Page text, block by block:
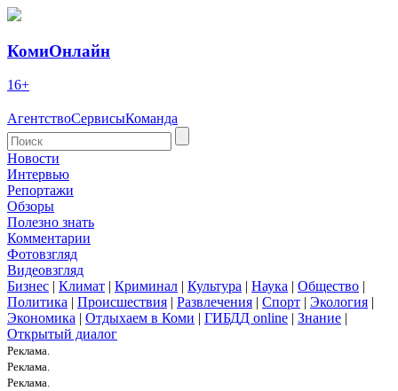
КомиОнлайн
16+
АгентствоСервисыКоманда
Новости
Интервью
Репортажи
Обзоры
Полезно знать
Комментарии
Фотовзгляд
Видеовзгляд
Бизнес | Климат | Криминал | Культура | Наука | Общество |
Политика | Происшествия | Развлечения | Спорт | Экология |
Экономика | Отдыхаем в Коми | ГИБДД online | Знание |
Открытый диалог
Реклама.
Реклама.
Реклама.